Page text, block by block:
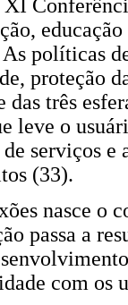
políticas
proteção
das três
leve o
serviços e
(33).
nasce o
passa a
com os